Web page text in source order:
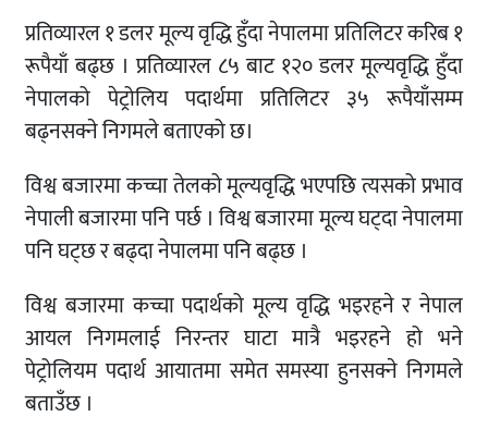
प्रतिव्यारल १ डलर मूल्य वृद्धि हुँदा नेपालमा प्रतिलिटर करिब १
रूपैयाँ बढ्छ । प्रतिव्यारल ८५ बाट १२० डलर मूल्यवृद्धि हुँदा
नेपालको पेट्रोलिय पदार्थमा प्रतिलिटर ३५ रूपैयाँसम्म
बढ्नसक्ने निगमले बताएको छ।
विश्व बजारमा कच्चा तेलको मूल्यवृद्धि भएपछि त्यसको प्रभाव
नेपाली बजारमा पनि पर्छ । विश्व बजारमा मूल्य घट्दा नेपालमा
पनि घट्छ र बढ्दा नेपालमा पनि बढ्छ ।
विश्व बजारमा कच्चा पदार्थको मूल्य वृद्धि भइरहने र नेपाल
आयल निगमलाई निरन्तर घाटा मात्रै भइरहने हो भने
पेट्रोलियम पदार्थ आयातमा समेत समस्या हुनसक्ने निगमले
बताउँछ ।